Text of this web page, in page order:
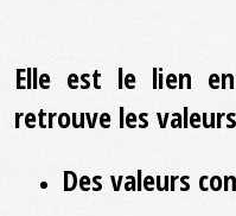
Elle est le lien
retrouve les
Des valeurs